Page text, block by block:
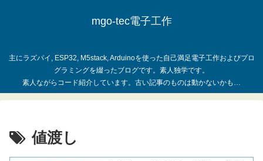
mgo-tec電子工作
主にラズパイ, ESP32, M5stack, Arduinoを使った自己満足電子工作およびプロ
グラミングを綴ったブログです。素人独学です。
値渡し